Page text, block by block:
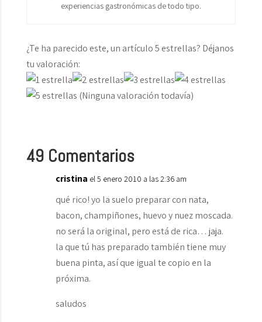
experiencias gastronómicas de todo tipo.
¿Te ha parecido este, un artículo 5 estrellas? Déjanos
tu valoración:
(Ninguna valoración todavía)
49 Comentarios
cristina el 5 enero 2010 a las 2:36 am
qué rico! yo la suelo preparar con nata,
bacon, champiñones, huevo y nuez moscada.
no será la original, pero está de rica… jaja.
la que tú has preparado también tiene muy
buena pinta, así que igual te copio en la
próxima.
saludos